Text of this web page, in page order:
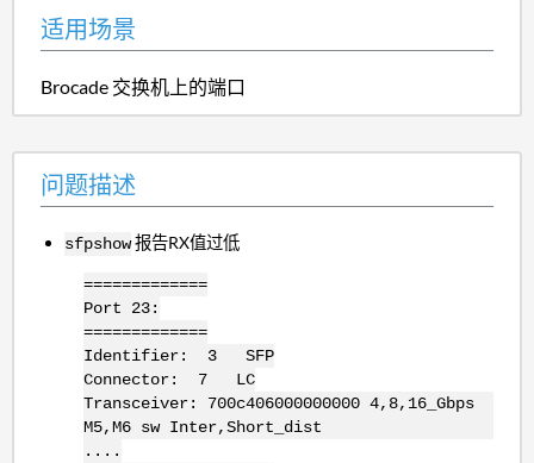
适用场景
Brocade 交换机上的端口
问题描述
sfpshow报告RX值过低
=============
Port 23:
=============
Identifier: 3 SFP
Connector: 7 LC
Transceiver: 700c406000000000 4,8,16_Gbps
M5,M6 sw Inter,Short_dist
....